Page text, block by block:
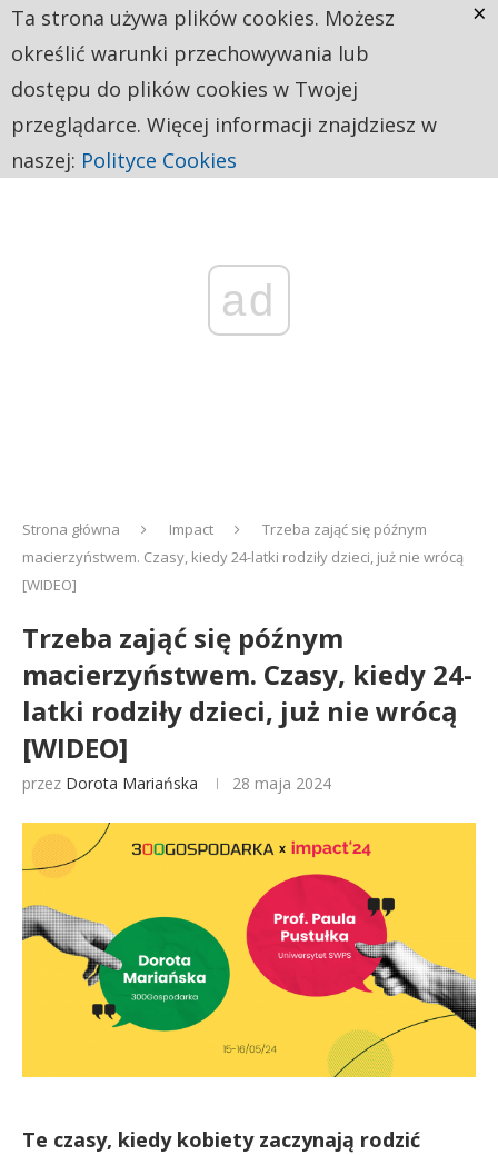
ad
Strona główna Impact
Trzeba zająć się późnym
macierzyństwem. Czasy, kiedy 24-latki rodziły dzieci, już nie wrócą
[WIDEO]
Trzeba zająć się późnym
macierzyństwem. Czasy, kiedy 24-
latki rodziły dzieci, już nie wrócą
[WIDEO]
przez Dorota Mariańska 28 maja 2024
Te czasy, kiedy kobiety zaczynają rodzić
Ta strona używa plików cookies. Możesz
określić warunki przechowywania lub
dostępu do plików cookies w Twojej
przeglądarce. Więcej informacji znajdziesz w
naszej: Polityce Cookies
×